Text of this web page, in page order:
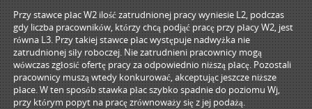
Przy stawce płac W2 ilość zatrudnionej pracy wyniesie L2, podczas
gdy liczba pracowników, którzy chcą podjąć pracę przy płacy W2, jest
równa L3. Przy takiej stawce płac występuje nadwyżka nie
zatrudnionej siły roboczej. Nie zatrudnieni pracownicy mogą
wówczas zgłosić ofertę pracy za odpowiednio niższą płacę. Pozostali
pracownicy muszą wtedy konkurować, akceptując jeszcze niższe
płace. W ten sposób stawka płac szybko spadnie do poziomu Wj,
przy którym popyt na pracę zrównoważy się z jej podażą.